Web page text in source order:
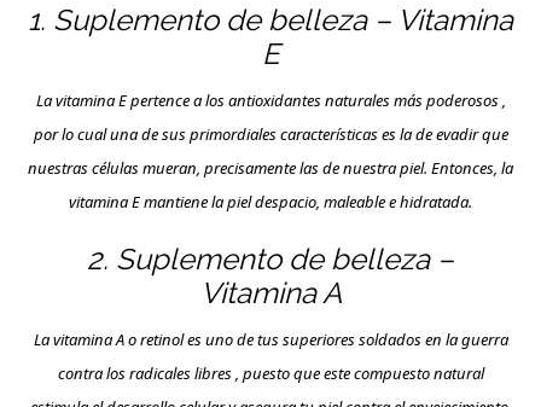
1. Suplemento de belleza – Vitamina
E
La vitamina E pertence a los antioxidantes naturales más poderosos ,
por lo cual una de sus primordiales características es la de evadir que
nuestras células mueran, precisamente las de nuestra piel. Entonces, la
vitamina E mantiene la piel despacio, maleable e hidratada.
2. Suplemento de belleza –
Vitamina A
La vitamina A o retinol es uno de tus superiores soldados en la guerra
contra los radicales libres , puesto que este compuesto natural